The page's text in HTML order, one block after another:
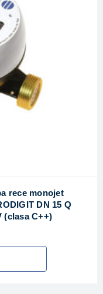
rece monojet
DN 15 Q
(clasa C++)